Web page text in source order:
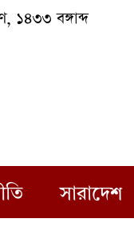
১৪৩৩ বঙ্গাব্দ
সারাদেশ